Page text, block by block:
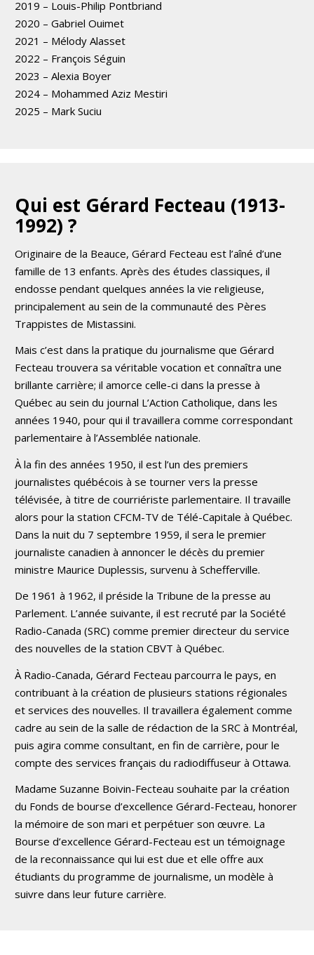
2019 – Louis-Philip Pontbriand
2020 – Gabriel Ouimet
2021 – Mélody Alasset
2022 – François Séguin
2023 – Alexia Boyer
2024 – Mohammed Aziz Mestiri
2025 – Mark Suciu
Qui est Gérard Fecteau (1913-
1992) ?
Originaire de la Beauce, Gérard Fecteau est l’aîné d’une
famille de 13 enfants. Après des études classiques, il
endosse pendant quelques années la vie religieuse,
principalement au sein de la communauté des Pères
Trappistes de Mistassini.
Mais c’est dans la pratique du journalisme que Gérard
Fecteau trouvera sa véritable vocation et connaîtra une
brillante carrière; il amorce celle-ci dans la presse à
Québec au sein du journal L’Action Catholique, dans les
années 1940, pour qui il travaillera comme correspondant
parlementaire à l’Assemblée nationale.
À la fin des années 1950, il est l’un des premiers
journalistes québécois à se tourner vers la presse
télévisée, à titre de courriériste parlementaire. Il travaille
alors pour la station CFCM-TV de Télé-Capitale à Québec.
Dans la nuit du 7 septembre 1959, il sera le premier
journaliste canadien à annoncer le décès du premier
ministre Maurice Duplessis, survenu à Schefferville.
De 1961 à 1962, il préside la Tribune de la presse au
Parlement. L’année suivante, il est recruté par la Société
Radio-Canada (SRC) comme premier directeur du service
des nouvelles de la station CBVT à Québec.
À Radio-Canada, Gérard Fecteau parcourra le pays, en
contribuant à la création de plusieurs stations régionales
et services des nouvelles. Il travaillera également comme
cadre au sein de la salle de rédaction de la SRC à Montréal,
puis agira comme consultant, en fin de carrière, pour le
compte des services français du radiodiffuseur à Ottawa.
Madame Suzanne Boivin-Fecteau souhaite par la création
du Fonds de bourse d’excellence Gérard-Fecteau, honorer
la mémoire de son mari et perpétuer son œuvre. La
Bourse d’excellence Gérard-Fecteau est un témoignage
de la reconnaissance qui lui est due et elle offre aux
étudiants du programme de journalisme, un modèle à
suivre dans leur future carrière.